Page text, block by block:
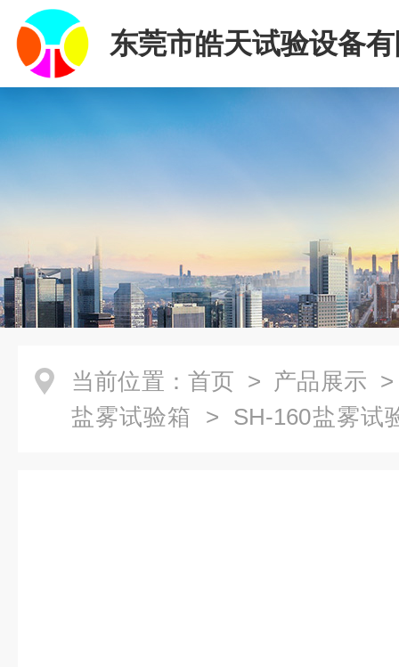
东莞市皓天试验设备
当前位置： 首页 > 产品展示
盐雾试验箱 > SH-160盐雾试